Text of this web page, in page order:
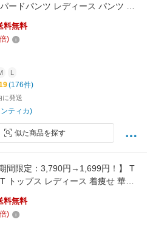
ードパンツ レディース パンツ ボ
能性生地 前フラット 後ろゴム レ
ッション 大人カジュアル モード
たり 体型カバー 着回し 高見え
料無料 ・(500)メール便可
料無料
倍)
L
(176件)
に発送
ティカ)
似た商品を探す
間限定：3,790円→1,699円！】 T
トップス レディース 着痩せ 華奢
クルーネック 無地 カジュアル
ンド 二の腕カバー ゆったり オー
気 春 夏 秋【脱・普通のTシャ
料無料
倍)